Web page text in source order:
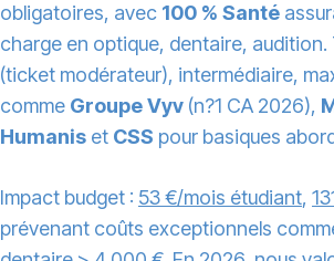
obligatoires, avec 100 % Santé
charge en optique, dentaire, audition.
(ticket modérateur), intermédiaire,
comme Groupe Vyv (n?1 CA 2026),
Humanis et CSS pour basiques
Impact budget : 53 €/mois étudiant,
prévenant coûts exceptionnels